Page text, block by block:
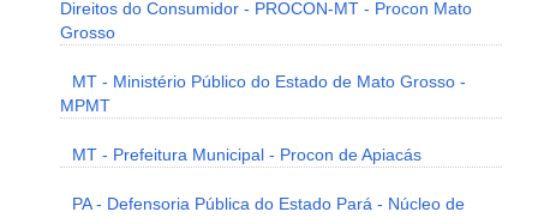
Direitos do Consumidor - PROCON-MT - Procon Mato
Grosso
MT - Ministério Público do Estado de Mato Grosso -
MPMT
MT - Prefeitura Municipal - Procon de Apiacás
PA - Defensoria Pública do Estado Pará - Núcleo de